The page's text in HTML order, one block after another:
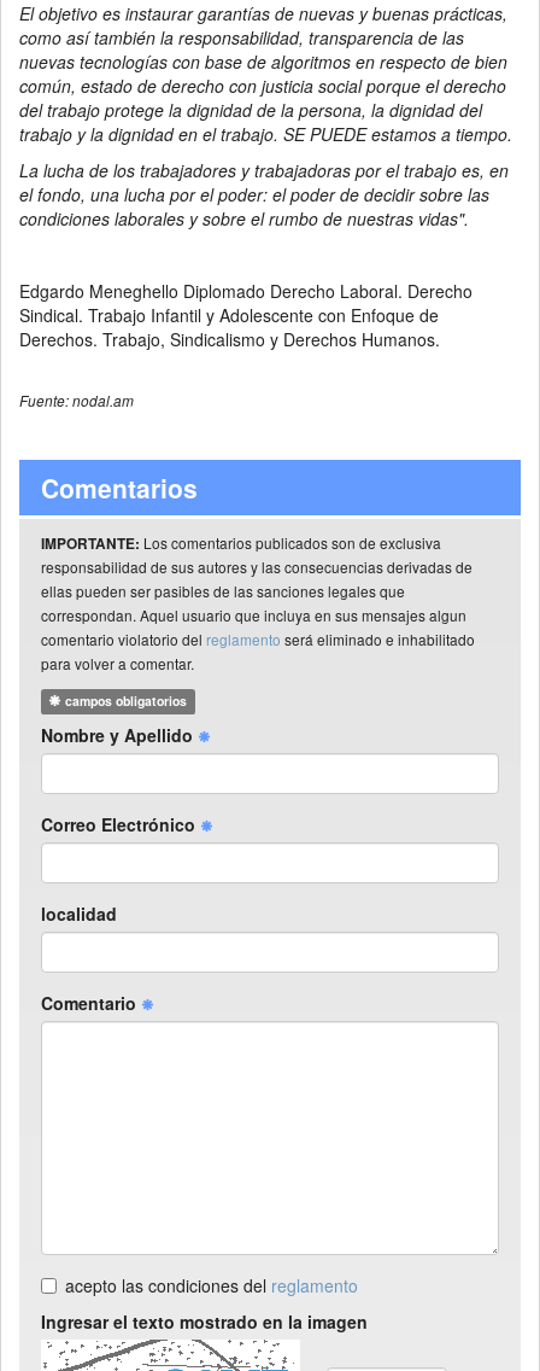
El objetivo es instaurar garantías de nuevas y buenas prácticas,
como así también la responsabilidad, transparencia de las
nuevas tecnologías con base de algoritmos en respecto de bien
común, estado de derecho con justicia social porque el derecho
del trabajo protege la dignidad de la persona, la dignidad del
trabajo y la dignidad en el trabajo. SE PUEDE estamos a tiempo.
La lucha de los trabajadores y trabajadoras por el trabajo es, en
el fondo, una lucha por el poder: el poder de decidir sobre las
condiciones laborales y sobre el rumbo de nuestras vidas".
Edgardo Meneghello Diplomado Derecho Laboral. Derecho
Sindical. Trabajo Infantil y Adolescente con Enfoque de
Derechos. Trabajo, Sindicalismo y Derechos Humanos.
Fuente: nodal.am
Comentarios
IMPORTANTE: Los comentarios publicados son de exclusiva
responsabilidad de sus autores y las consecuencias derivadas de
ellas pueden ser pasibles de las sanciones legales que
correspondan. Aquel usuario que incluya en sus mensajes algun
comentario violatorio del reglamento será eliminado e inhabilitado
para volver a comentar.
campos obligatorios
Nombre y Apellido
Correo Electrónico
localidad
Comentario
acepto las condiciones del reglamento
Ingresar el texto mostrado en la imagen